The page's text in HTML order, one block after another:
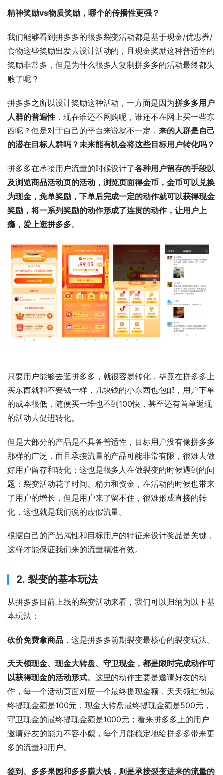
精神奖励vs物质奖励，哪个的传播性更强？
我们能够看到拼多多的很多裂变活动都是基于现金/优惠券/
食物这些奖励出发去设计活动的，且现金奖励这种普适性的
奖励非常多，但是为什么很多人复制拼多多的活动最终都失
败了呢？
拼多多之所以设计奖励这种活动，一方面是因为拼多多用户
人群的普遍性 ，现在谁还不网购呢，谁还不在网上买一些东
西呢？但是对于自己的平台来说就不一定， 来的人群是自己
的潜在目标人群吗？未来能有机会将这些目标用户转化吗？
拼多多在承接用户流量的时候设计了各种用户留存的手段以
及浏览商品活动页的活动，浏览页面得金币，金币可以兑换
为现金，免单奖励，下单后完成一定的动作就可以获得现金
奖励，将一系列奖励的动作形成了连贯的动作，让用户上
瘾，爱上逛拼多多。
只要用户能够去逛拼多多，就很容易转化，毕竟在拼多多上
买东西就和不要钱一样，几块钱的小东西也包邮，用户下单
的成本很低，随便买一堆也不到100快，甚至还有首单返现
的活动去促进转化。
但是大部分的产品是不具备普适性，目标用户没有像拼多多
那样的广泛，而且承接流量的产品可能非常有限，很难去做
好用户留存和转化；这也是很多人在做裂变的时候遇到的问
题：裂变活动花了时间、精力和资金，在活动的时候也带来
了用户的增长，但是用户来了留不住，很难形成直接的转
化，这也就是我们说的虚假流量。
根据自己的产品属性和目标用户的特征来设计奖品是关键，
这样才能保证我们来的流量精准有效。
2. 裂变的基本玩法
从拼多多目前上线的裂变活动来看，我们可以归纳为以下基
本玩法：
砍价免费拿商品 ，这是拼多多前期裂变最核心的裂变玩法。
天天领现金、现金大转盘、守卫现金，都是限时完成动作可
以获得现金的活动形式。这里的动作主要是邀请好友的动
作，每一个活动页面对应一个最终提现金额，天天领红包最
终提现金额是100元，现金大转盘最终提现金额是500元，
守卫现金的最终提现金额是1000元；看来拼多多上的用户
邀请好友的能力不容小觑，每个月能稳定地给拼多多带来更
多的流量和用户。
签到、多多果园和多多赚大钱，则是承接裂变进来的流量的